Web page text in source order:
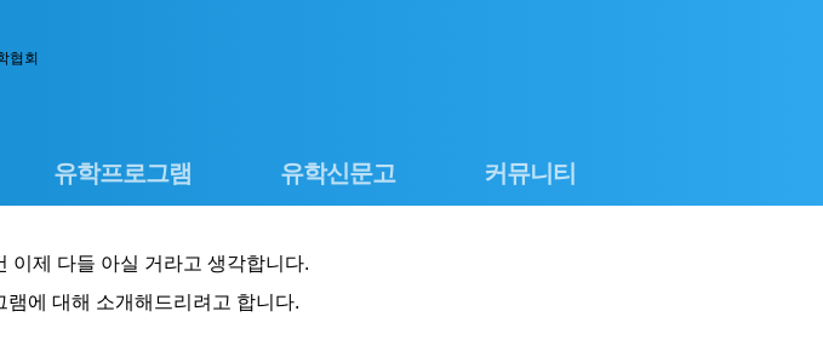
유학프로그램 유학신문고 커뮤니티
이제 다들 아실 거라고 생각합니다.
에 대해 소개해드리려고 합니다.